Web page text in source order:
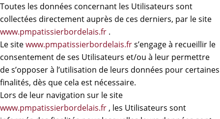
Toutes les données concernant les Utilisateurs sont
collectées directement auprès de ces derniers, par le site
www.pmpatissierbordelais.fr .
Le sitewww.pmpatissierbordelais.frs’engage à recueillir le
consentement de ses Utilisateurs et/ou à leur permettre
de s’opposer à l’utilisation de leurs données pour certaines
finalités, dès que cela est nécessaire.
Lors de leur navigation sur le site
www.pmpatissierbordelais.fr , les Utilisateurs sont